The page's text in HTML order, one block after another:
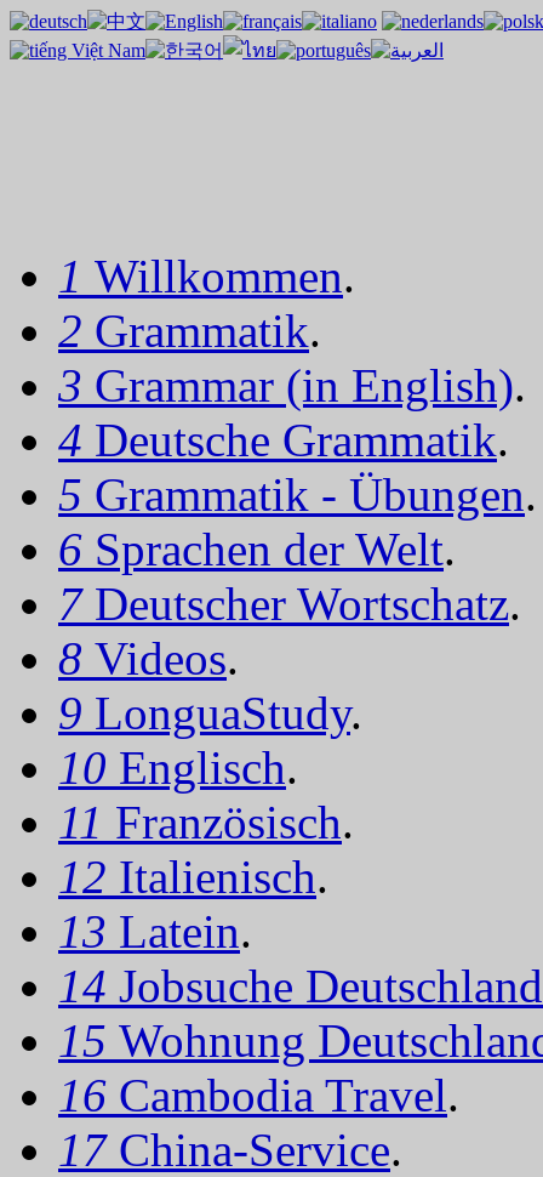
1 Willkommen.
2 Grammatik.
3 Grammar (in English).
4 Deutsche Grammatik.
5 Grammatik - Übungen.
6 Sprachen der Welt.
7 Deutscher Wortschatz.
8 Videos.
9 LonguaStudy.
10 Englisch.
11 Französisch.
12 Italienisch.
13 Latein.
14 Jobsuche Deutschland
15 Wohnung
16 Cambodia Travel.
17 China-Service.